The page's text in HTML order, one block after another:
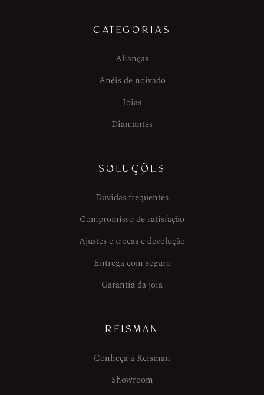
CATEGORIAS
Alianças
Anéis de noivado
Joias
Diamantes
SOLUÇÕES
Dúvidas frequentes
Compromisso de satisfação
Ajustes e trocas e devolução
Entrega com seguro
Garantia da joia
REISMAN
Conheça a Reisman
Showroom